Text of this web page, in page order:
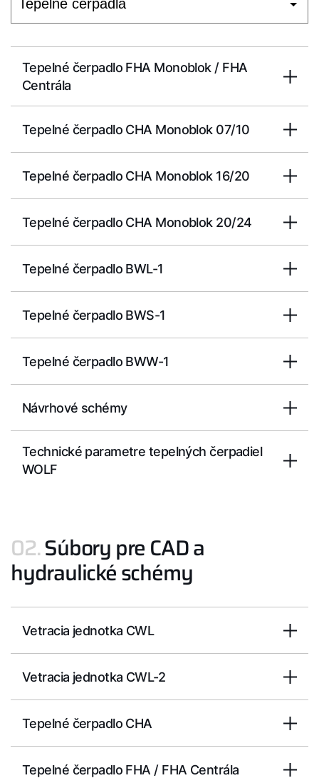
Tepelné čerpadlo FHA Monoblok / FHA
Centrála
Tepelné čerpadlo CHA Monoblok 07/10
Tepelné čerpadlo CHA Monoblok 16/20
Tepelné čerpadlo CHA Monoblok 20/24
Tepelné čerpadlo BWL-1
Tepelné čerpadlo BWS-1
Tepelné čerpadlo BWW-1
Návrhové schémy
Technické parametre tepelných čerpadiel
WOLF
02.Súbory pre CAD a
hydraulické schémy
Vetracia jednotka CWL
Vetracia jednotka CWL-2
Tepelné čerpadlo CHA
Tepelné čerpadlo FHA / FHA Centrála
Dobrý deň!
Servis
Hotline
Kontaktný formulár
Dôležité odkazy
Servisný portál
WOLF Akadémia